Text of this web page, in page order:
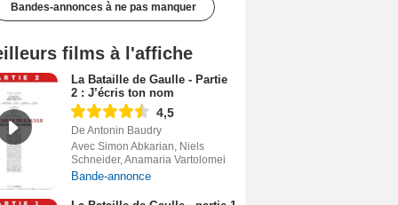
Bandes-annonces à ne pas manquer
films à l'affiche
La Bataille de Gaulle - Partie
2 : J’écris ton nom
4,5
De Antonin Baudry
Avec Simon Abkarian, Niels
Schneider, Anamaria Vartolomei
Bande-annonce